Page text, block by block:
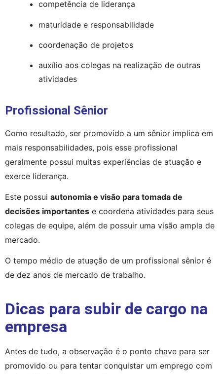
competência de liderança
maturidade e responsabilidade
coordenação de projetos
auxílio aos colegas na realização de outras
atividades
Profissional Sênior
Como resultado, ser promovido a um sênior implica em
mais responsabilidades, pois esse profissional
geralmente possui muitas experiências de atuação e
exerce liderança.
Este possui autonomia e visão para tomada de
decisões importantes e coordena atividades para seus
colegas de equipe, além de possuir uma visão ampla de
mercado.
O tempo médio de atuação de um profissional sênior é
de dez anos de mercado de trabalho.
Dicas para subir de cargo na
empresa
Antes de tudo, a observação é o ponto chave para ser
promovido ou para tentar conquistar um emprego com